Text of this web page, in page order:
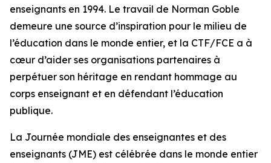
enseignants en 1994. Le travail de Norman Goble
demeure une source d’inspiration pour le milieu de
l’éducation dans le monde entier, et la CTF/FCE a à
cœur d’aider ses organisations partenaires à
perpétuer son héritage en rendant hommage au
corps enseignant et en défendant l’éducation
publique.
La Journée mondiale des enseignantes et des
enseignants (JME) est célébrée dans le monde entier